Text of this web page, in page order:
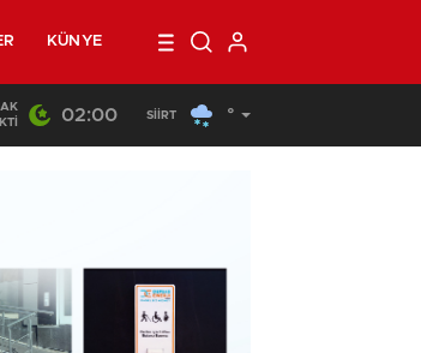
KÜNYE
22:44 / Siirt’te Yangın Paniği
02:00 SIIRT °